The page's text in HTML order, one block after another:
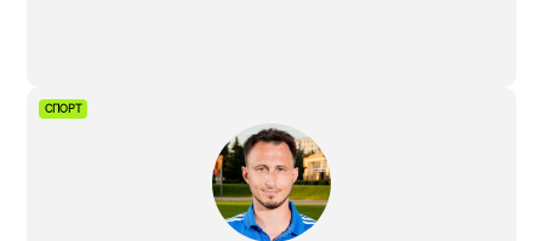
проектами: „СТС зажигает звезду“,
„Чириклбразерс“, „Две звезды“».
СПОРТ